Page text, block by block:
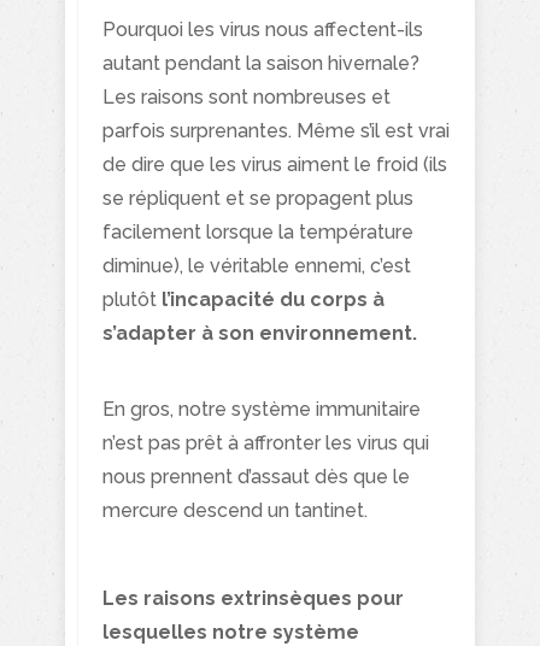
Pourquoi les virus nous affectent-ils
autant pendant la saison hivernale?
Les raisons sont nombreuses et
parfois surprenantes. Même s’il est vrai
de dire que les virus aiment le froid (ils
se répliquent et se propagent plus
facilement lorsque la température
diminue), le véritable ennemi, c’est
plutôt l’incapacité du corps à
s’adapter à son environnement.
En gros, notre système immunitaire
n’est pas prêt à affronter les virus qui
nous prennent d’assaut dès que le
mercure descend un tantinet.
Les raisons extrinsèques pour
lesquelles notre système